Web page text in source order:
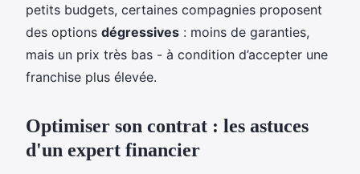
petits budgets, certaines compagnies proposent
des options dégressives : moins de garanties,
mais un prix très bas - à condition d’accepter une
franchise plus élevée.
Optimiser son contrat : les astuces
d'un expert financier